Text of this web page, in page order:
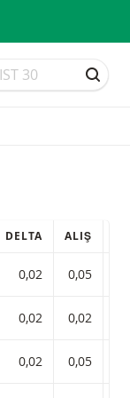
DELTA ALIŞ
0,02 0,05
0,02 0,02
0,02 0,05